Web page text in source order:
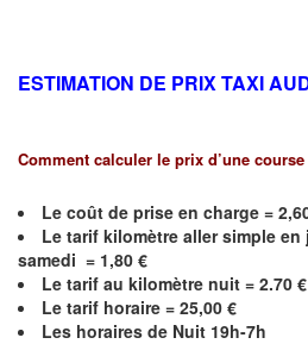
ESTIMATION DE PRIX TAXI
Comment calculer le prix d’une
Le coût de prise en charge =
Le tarif kilomètre aller simple
samedi = 1,80 €
Le tarif au kilomètre nuit = 2.70 €
Le tarif horaire = 25,00 €
Les horaires de Nuit 19h-7h